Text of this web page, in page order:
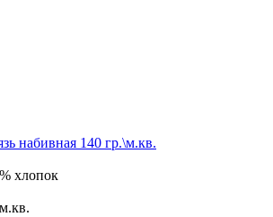
набивная 140 гр.\м.кв.
хлопок